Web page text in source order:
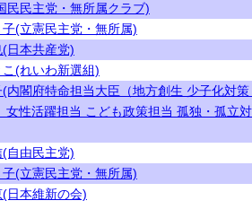
民民主党・無所属クラブ)
子(立憲民主党・無所属)
日本共産党)
(れいわ新選組)
(内閣府特命担当大臣（地方創生 少子化対
女性活躍担当 こども政策担当 孤独・孤立
自由民主党)
子(立憲民主党・無所属)
日本維新の会)